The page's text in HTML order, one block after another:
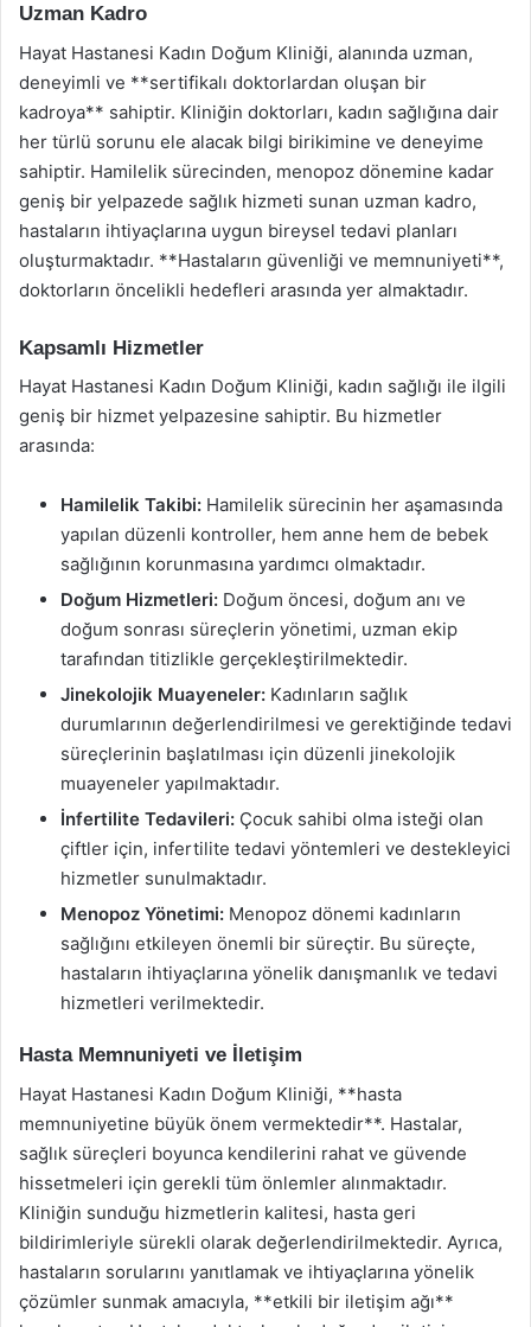
Uzman Kadro
Hayat Hastanesi Kadın Doğum Kliniği, alanında uzman,
deneyimli ve **sertifikalı doktorlardan oluşan bir
kadroya** sahiptir. Kliniğin doktorları, kadın sağlığına dair
her türlü sorunu ele alacak bilgi birikimine ve deneyime
sahiptir. Hamilelik sürecinden, menopoz dönemine kadar
geniş bir yelpazede sağlık hizmeti sunan uzman kadro,
hastaların ihtiyaçlarına uygun bireysel tedavi planları
oluşturmaktadır. **Hastaların güvenliği ve memnuniyeti**,
doktorların öncelikli hedefleri arasında yer almaktadır.
Kapsamlı Hizmetler
Hayat Hastanesi Kadın Doğum Kliniği, kadın sağlığı ile ilgili
geniş bir hizmet yelpazesine sahiptir. Bu hizmetler
arasında:
Hamilelik Takibi: Hamilelik sürecinin her aşamasında
yapılan düzenli kontroller, hem anne hem de bebek
sağlığının korunmasına yardımcı olmaktadır.
Doğum Hizmetleri: Doğum öncesi, doğum anı ve
doğum sonrası süreçlerin yönetimi, uzman ekip
tarafından titizlikle gerçekleştirilmektedir.
Jinekolojik Muayeneler: Kadınların sağlık
durumlarının değerlendirilmesi ve gerektiğinde tedavi
süreçlerinin başlatılması için düzenli jinekolojik
muayeneler yapılmaktadır.
İnfertilite Tedavileri: Çocuk sahibi olma isteği olan
çiftler için, infertilite tedavi yöntemleri ve destekleyici
hizmetler sunulmaktadır.
Menopoz Yönetimi: Menopoz dönemi kadınların
sağlığını etkileyen önemli bir süreçtir. Bu süreçte,
hastaların ihtiyaçlarına yönelik danışmanlık ve tedavi
hizmetleri verilmektedir.
Hasta Memnuniyeti ve İletişim
Hayat Hastanesi Kadın Doğum Kliniği, **hasta
memnuniyetine büyük önem vermektedir**. Hastalar,
sağlık süreçleri boyunca kendilerini rahat ve güvende
hissetmeleri için gerekli tüm önlemler alınmaktadır.
Kliniğin sunduğu hizmetlerin kalitesi, hasta geri
bildirimleriyle sürekli olarak değerlendirilmektedir. Ayrıca,
hastaların sorularını yanıtlamak ve ihtiyaçlarına yönelik
çözümler sunmak amacıyla, **etkili bir iletişim ağı**